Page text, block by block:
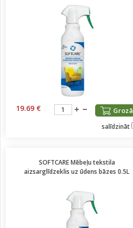
19.69 € Grozā
salīdzināt
SOFTCARE Mēbeļu tekstila
aizsarglīdzeklis uz ūdens bāzes 0.5L